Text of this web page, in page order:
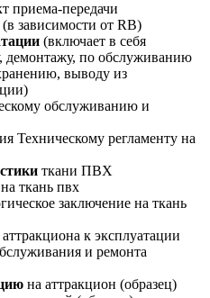
приема-передачи
зависимости от RB)
(включает в себя
демонтажу, по обслуживанию
выводу из
обслуживанию и
Техническому регламенту на
ткани ПВХ
на ткань пвх
заключение на ткань
к эксплуатации
и ремонта
на аттракцион (образец)